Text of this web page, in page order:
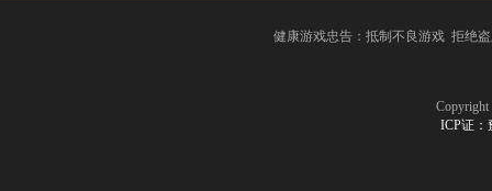
健康游戏忠告：抵制不良游戏 拒绝
ICP证：